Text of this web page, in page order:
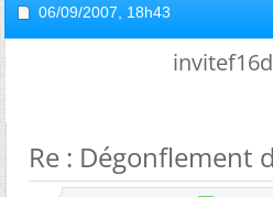
06/09/2007, 18h43
Re : Dégonflement